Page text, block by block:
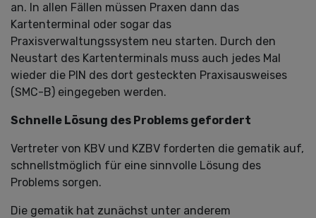
an. In allen Fällen müssen Praxen dann das
Kartenterminal oder sogar das
Praxisverwaltungssystem neu starten. Durch den
Neustart des Kartenterminals muss auch jedes Mal
wieder die PIN des dort gesteckten Praxisausweises
(SMC-B) eingegeben werden.
Schnelle Lösung des Problems gefordert
Vertreter von KBV und KZBV forderten die gematik auf,
schnellstmöglich für eine sinnvolle Lösung des
Problems sorgen.
Die gematik hat zunächst unter anderem